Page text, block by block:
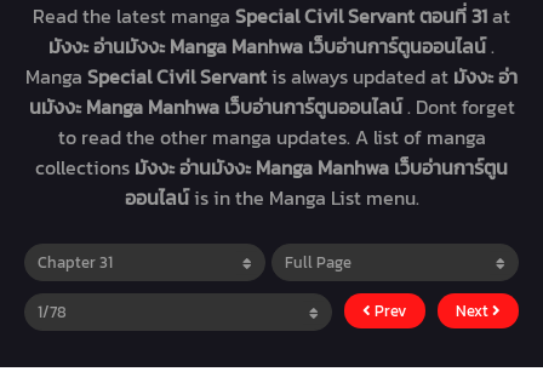
Read the latest manga Special Civil Servant ตอนที่ 31at
มังงะ อ่านมังงะ Manga Manhwa เว็บอ่านการ์ตูนออนไลน์.
Manga Special Civil Servantis always updated at มังงะ อ่า
นมังงะ Manga Manhwa เว็บอ่านการ์ตูนออนไลน์. Dont forget
to read the other manga updates. A list of manga
collections มังงะ อ่านมังงะ Manga Manhwa เว็บอ่านการ์ตูน
ออนไลน์is in the Manga List menu.
Prev Next